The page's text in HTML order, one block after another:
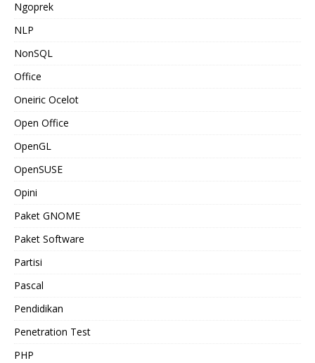
Ngoprek
NLP
NonSQL
Office
Oneiric Ocelot
Open Office
OpenGL
OpenSUSE
Opini
Paket GNOME
Paket Software
Partisi
Pascal
Pendidikan
Penetration Test
PHP